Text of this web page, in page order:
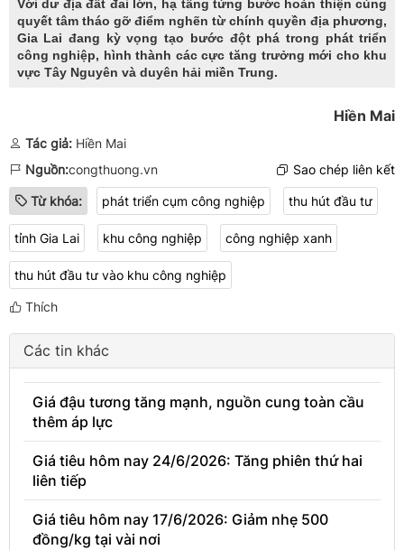
Với dư địa đất đai lớn, hạ tầng từng bước hoàn thiện cùng
quyết tâm tháo gỡ điểm nghẽn từ chính quyền địa phương,
Gia Lai đang kỳ vọng tạo bước đột phá trong phát triển
công nghiệp, hình thành các cực tăng trưởng mới cho khu
vực Tây Nguyên và duyên hải miền Trung.
Hiền Mai
Tác giả: Hiền Mai
Nguồn:congthuong.vn Sao chép liên kết
Từ khóa: phát triển cụm công nghiệp thu hút đầu tư
tỉnh Gia Lai khu công nghiệp công nghiệp xanh
thu hút đầu tư vào khu công nghiệp
Thích
Các tin khác
Giá đậu tương tăng mạnh, nguồn cung toàn cầu
thêm áp lực
Giá tiêu hôm nay 24/6/2026: Tăng phiên thứ hai
liên tiếp
Giá tiêu hôm nay 17/6/2026: Giảm nhẹ 500
đồng/kg tại vài nơi